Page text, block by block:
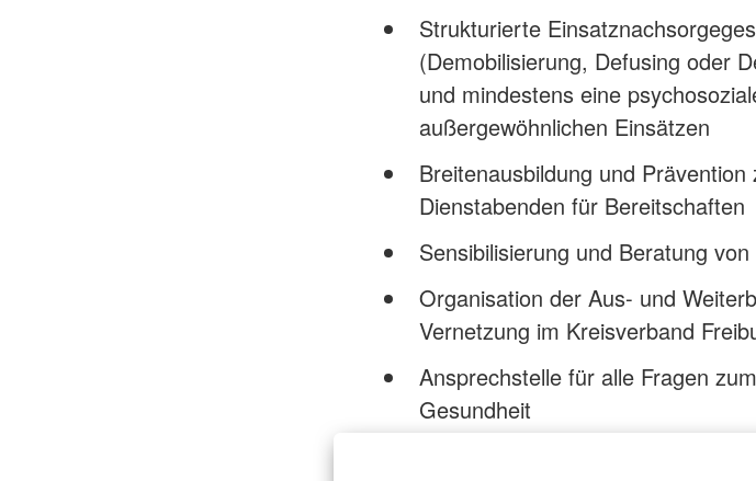
Strukturierte
(Demobilisierung, Defusing oder
und mindestens eine
außergewöhnlichen Einsätzen
Breitenausbildung und
Dienstabenden für Bereitschaften
Sensibilisierung und Beratung
Organisation der Aus- und
Vernetzung im Kreisverband
Ansprechstelle für alle Fragen
Gesundheit